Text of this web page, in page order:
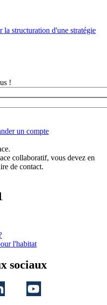
structuration d'une stratégie
!
un compte
collaboratif, vous devez en
de contact.
l'habitat
sociaux